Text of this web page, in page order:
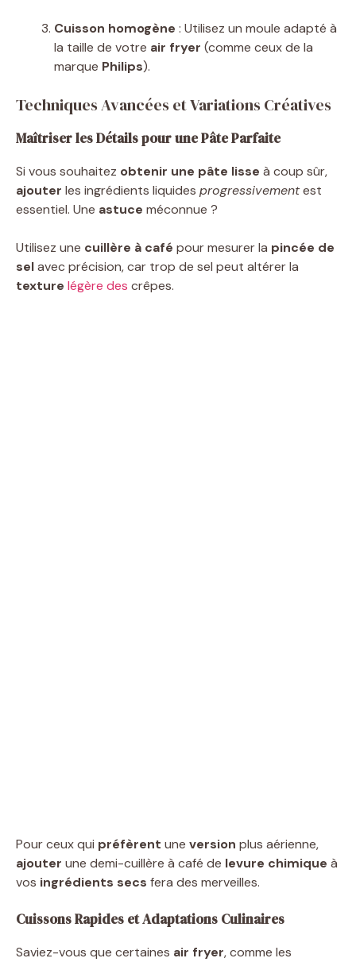
Cuisson homogène : Utilisez un moule adapté à
la taille de votre air fryer (comme ceux de la
marque Philips).
Techniques Avancées et Variations Créatives
Maîtriser les Détails pour une Pâte Parfaite
Si vous souhaitez obtenir une pâte lisse à coup sûr,
ajouter les ingrédients liquides progressivementest
essentiel. Une astuce méconnue ?
Utilisez une cuillère à café pour mesurer la pincée de
selavec précision, car trop de sel peut altérer la
texture légère des crêpes.
Pour ceux qui préfèrent une version plus aérienne,
ajouter une demi-cuillère à café de levure chimique à
vos ingrédients secs fera des merveilles.
Cuissons Rapides et Adaptations Culinaires
Saviez-vous que certaines air fryer, comme les